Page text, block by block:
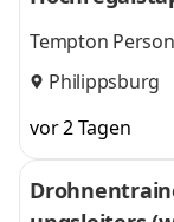
Tempton
Philippsburg
vor 2 Tagen